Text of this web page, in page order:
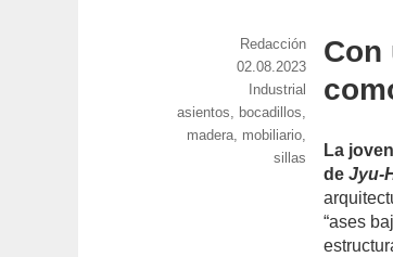
Con
La
deJyu-
“ases
https://
Redacción
Publicado
02.08.2023
Categorías
Industrial
Etiquetas
asientos, bocadillos,
madera, mobiliario,
sillas